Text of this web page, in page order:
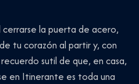
la puerta de acero,
tu corazón al partir y, con
sutil de que, en casa,
en Itinerante es toda una